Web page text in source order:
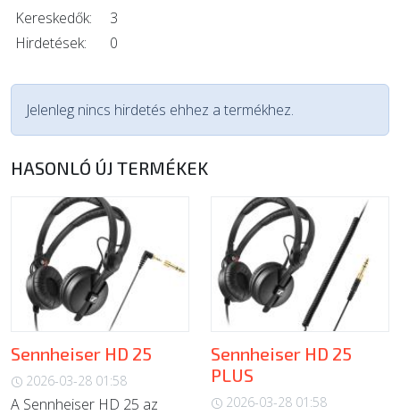
Kereskedők:
3
Hirdetések:
0
Jelenleg nincs hirdetés ehhez a termékhez.
HASONLÓ ÚJ TERMÉKEK
Sennheiser HD 25
2026-03-28 01:58
A Sennheiser HD 25 az
Sennheiser HD 25
PLUS
2026-03-28 01:58